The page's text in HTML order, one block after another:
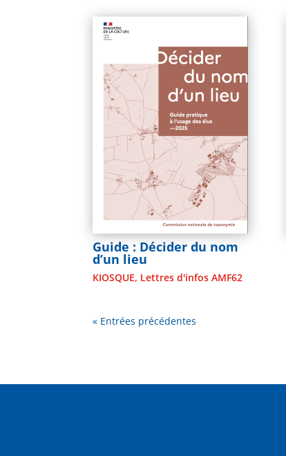
Guide : Décider du nom
d’un lieu
KIOSQUE, Lettres d'infos AMF62
« Entrées précédentes